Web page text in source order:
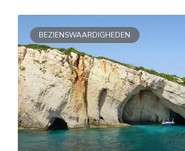
BEZIENSWAARDIGHEDEN